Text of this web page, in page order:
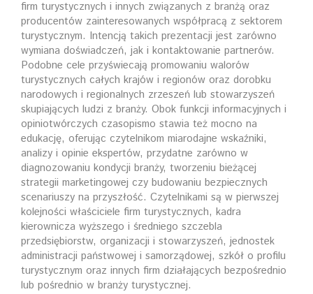
firm turystycznych i innych związanych z branżą oraz
producentów zainteresowanych współpracą z sektorem
turystycznym. Intencją takich prezentacji jest zarówno
wymiana doświadczeń, jak i kontaktowanie partnerów.
Podobne cele przyświecają promowaniu walorów
turystycznych całych krajów i regionów oraz dorobku
narodowych i regionalnych zrzeszeń lub stowarzyszeń
skupiających ludzi z branży. Obok funkcji informacyjnych i
opiniotwórczych czasopismo stawia też mocno na
edukację, oferując czytelnikom miarodajne wskaźniki,
analizy i opinie ekspertów, przydatne zarówno w
diagnozowaniu kondycji branży, tworzeniu bieżącej
strategii marketingowej czy budowaniu bezpiecznych
scenariuszy na przyszłość. Czytelnikami są w pierwszej
kolejności właściciele firm turystycznych, kadra
kierownicza wyższego i średniego szczebla
przedsiębiorstw, organizacji i stowarzyszeń, jednostek
administracji państwowej i samorządowej, szkół o profilu
turystycznym oraz innych firm działających bezpośrednio
lub pośrednio w branży turystycznej.